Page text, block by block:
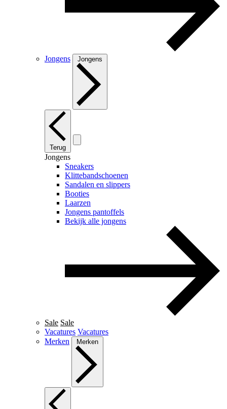
Jongens Jongens
Terug
Jongens
Sneakers
Klittebandschoenen
Sandalen en slippers
Booties
Laarzen
Jongens pantoffels
Bekijk alle jongens
Sale Sale
Vacatures Vacatures
Merken
Merken